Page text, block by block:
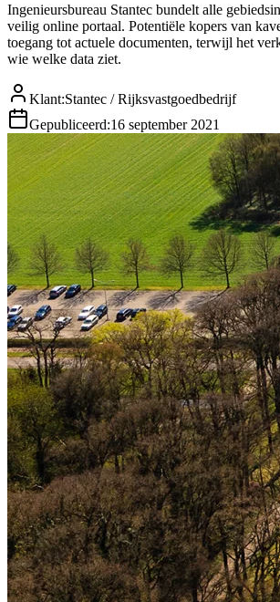
Ingenieursbureau Stantec bundelt alle
veilig online portaal. Potentiële kopers van
toegang tot actuele documenten, terwijl het
wie welke data ziet.
Klant:Stantec / Rijksvastgoedbedrijf
Gepubliceerd:16 september 2021